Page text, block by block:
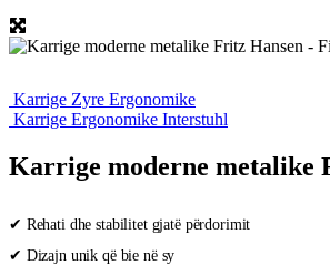
Karrige Zyre Ergonomike
Karrige Ergonomike Interstuhl
Karrige moderne metalike
✔ Rehati dhe stabilitet gjatë përdorimit
✔ Dizajn unik që bie në sy